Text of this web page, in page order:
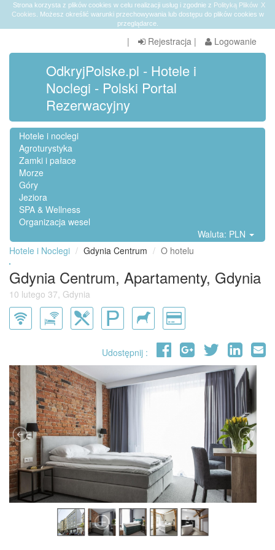
X
Strona korzysta z plików cookies w celu realizacji usług i zgodnie z Polityką Plików
Cookies . Możesz określić warunki przechowywania lub dostępu do plików cookies w
przeglądarce.
| Rejestracja | Logowanie
OdkryjPolske.pl - Hotele i
Noclegi - Polski Portal
Rezerwacyjny
Hotele i noclegi
Agroturystyka
Zamki i pałace
Morze
Góry
Jeziora
SPA & Wellness
Organizacja wesel
Waluta: PLN
Hotele i Noclegi
Gdynia Centrum O hotelu
Gdynia Centrum, Apartamenty, Gdynia
10 lutego 37, Gdynia
Udostępnij :